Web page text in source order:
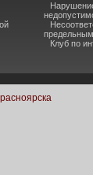
Клуб по